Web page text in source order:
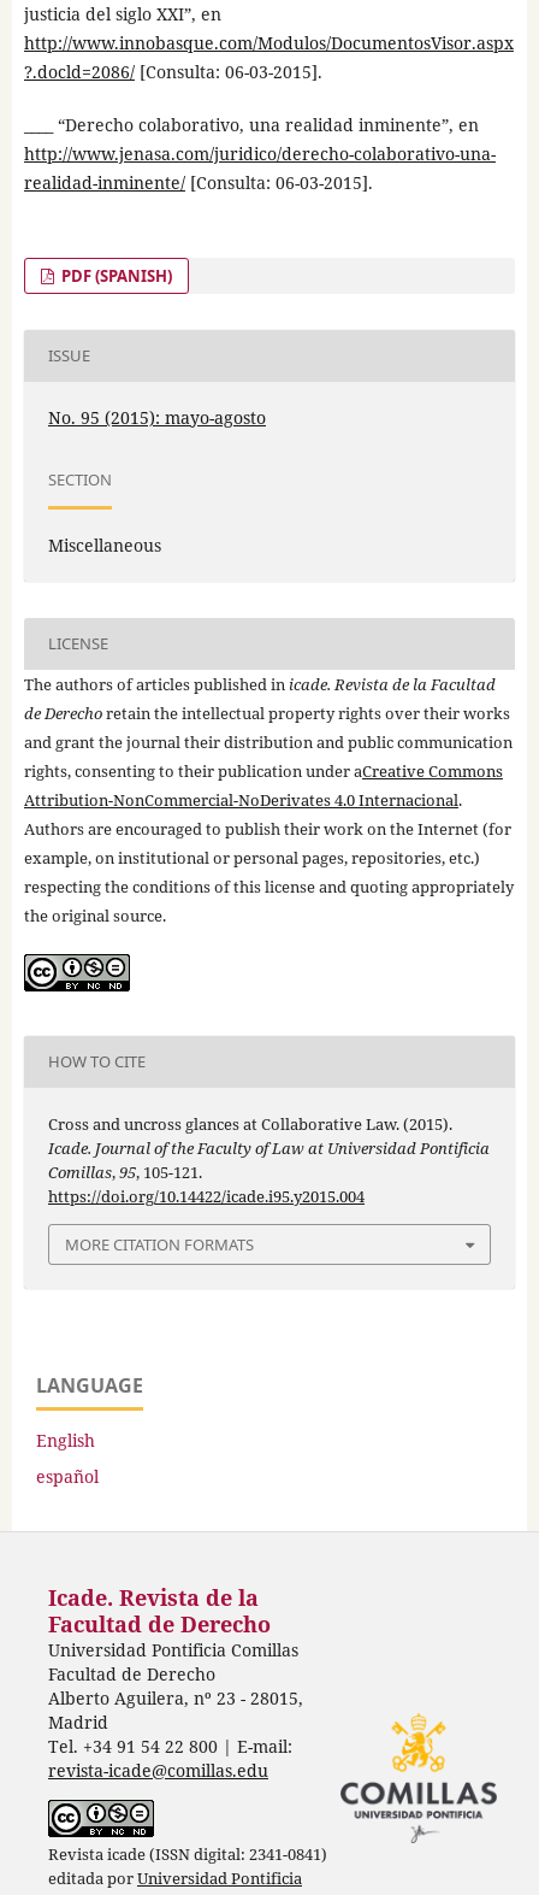
justicia del siglo XXI”, en
http://www.innobasque.com/Modulos/DocumentosVisor.aspx
?.docld=2086/[Consulta: 06-03-2015].
____ “Derecho colaborativo, una realidad inminente”, en
http://www.jenasa.com/juridico/derecho-colaborativo-una-
realidad-inminente/[Consulta: 06-03-2015].
PDF (SPANISH)
ISSUE
No. 95 (2015): mayo-agosto
SECTION
Miscellaneous
LICENSE
The authors of articles published in icade. Revista de la Facultad
de Derechoretain the intellectual property rights over their works
and grant the journal their distribution and public communication
rights, consenting to their publication under aCreative Commons
Attribution-NonCommercial-NoDerivates 4.0 Internacional.
Authors are encouraged to publish their work on the Internet (for
example, on institutional or personal pages, repositories, etc.)
respecting the conditions of this license and quoting appropriately
the original source.
HOW TO CITE
Cross and uncross glances at Collaborative Law. (2015).
Icade. Journal of the Faculty of Law at Universidad Pontificia
Comillas,95, 105-121.
https://doi.org/10.14422/icade.i95.y2015.004
MORE CITATION FORMATS
LANGUAGE
English
español
Icade. Revista de la
Facultad de Derecho
Universidad Pontificia Comillas
Facultad de Derecho
Alberto Aguilera, nº 23 - 28015,
Madrid
Tel. +34 91 54 22 800 | E-mail:
revista-icade@comillas.edu
Revista icade (ISSN digital: 2341-0841)
editada porUniversidad Pontificia